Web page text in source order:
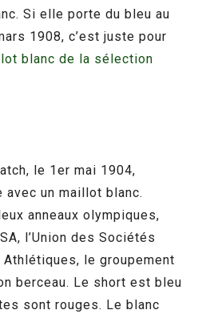
Si elle porte du bleu au
1908, c’est juste pour
blanc de la sélection
le 1er mai 1904,
avec un maillot blanc.
anneaux olympiques,
l’Union des Sociétés
le groupement
berceau. Le short est bleu
sont rouges. Le blanc